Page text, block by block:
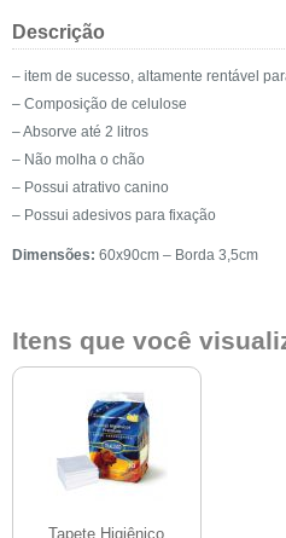
Descrição
– item de sucesso, altamente rentável
– Composição de celulose
– Absorve até 2 litros
– Não molha o chão
– Possui atrativo canino
– Possui adesivos para fixação
Dimensões: 60x90cm – Borda 3,5cm
Itens que você
Tapete Higiênico